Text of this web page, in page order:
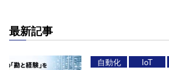
最新記事
自動化 IoT